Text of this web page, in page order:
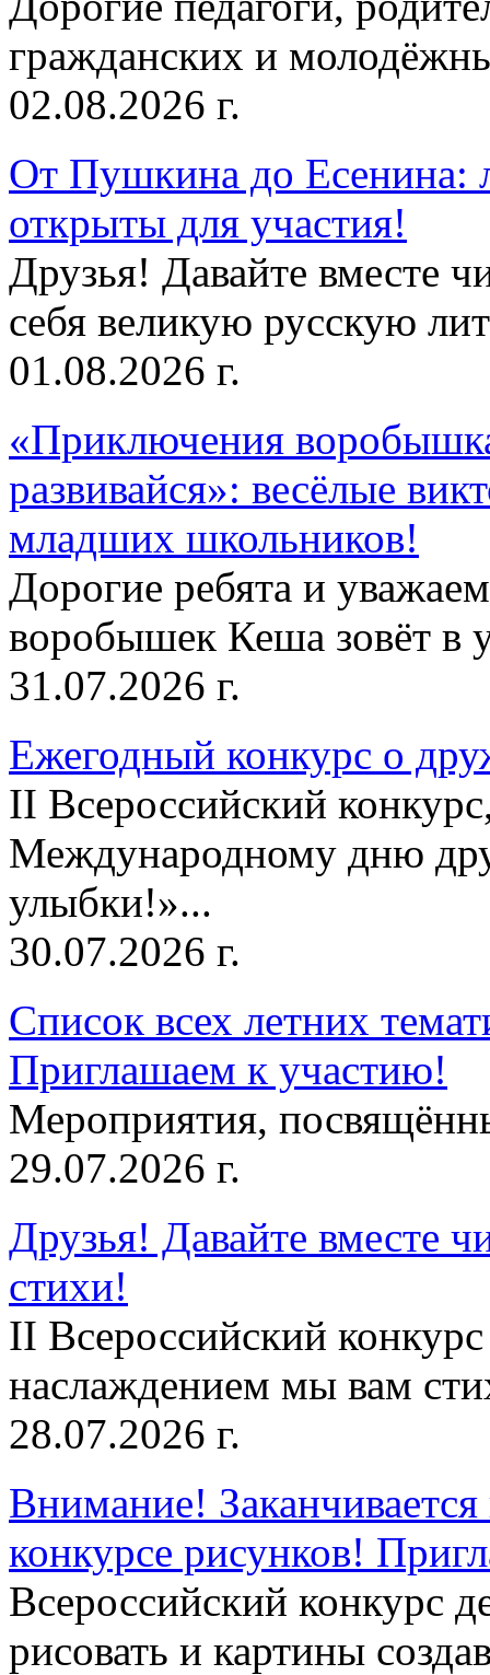
гражданских и
02.08.2026 г.
От Пушкина до Есенина:
открыты для участия!
Друзья! Давайте вместе
себя великую русскую
01.08.2026 г.
«Приключения
развивайся»: весёлые
младших школьников!
Дорогие ребята и
воробышек Кеша зовёт в
31.07.2026 г.
Ежегодный конкурс о
II Всероссийский
Международному дню
улыбки!»...
30.07.2026 г.
Список всех летних
Приглашаем к участию!
Мероприятия,
29.07.2026 г.
Друзья! Давайте вместе
стихи!
II Всероссийский
наслаждением мы вам
28.07.2026 г.
Внимание!
конкурсе рисунков!
Всероссийский конкурс
рисовать и картины